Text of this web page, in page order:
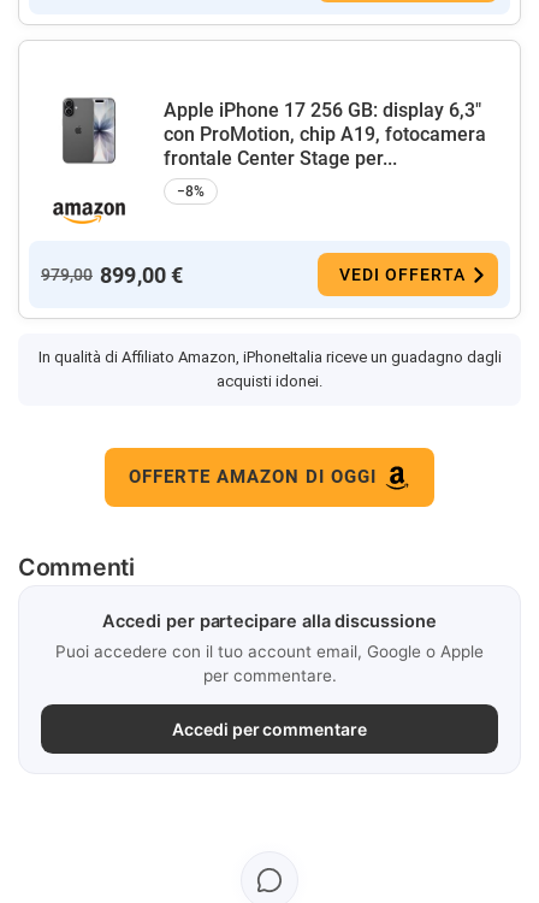
Apple iPhone 17 256 GB: display 6,3"
con ProMotion, chip A19, fotocamera
frontale Center Stage per...
−8%
979,00 899,00 € VEDI OFFERTA
In qualità di Affiliato Amazon, iPhoneItalia riceve un guadagno dagli
acquisti idonei.
OFFERTE AMAZON DI OGGI
Commenti
Accedi per partecipare alla discussione
Puoi accedere con il tuo account email, Google o Apple
per commentare.
Accedi per commentare